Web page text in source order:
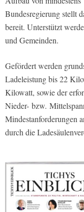
Bundesregierung stellt
bereit. Unterstützt
und Gemeinden.
Gefördert werden
Ladeleistung bis 22
Kilowatt, sowie der
Nieder- bzw.
Mindestanforderungen
durch die